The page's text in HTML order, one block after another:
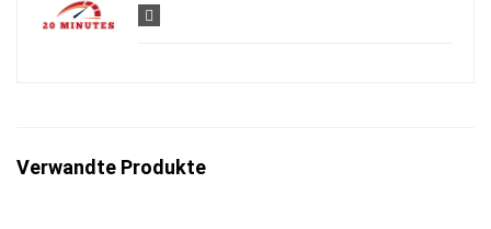
Verwandte Produkte